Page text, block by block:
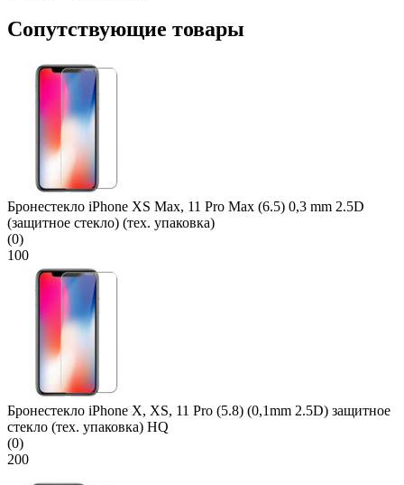
Сопутствующие товары
Бронестекло iPhone XS Max, 11 Pro Max (6.5) 0,3 mm 2.5D
(защитное стекло) (тех. упаковка)
(0)
100
Бронестекло iPhone X, XS, 11 Pro (5.8) (0,1mm 2.5D) защитное
стекло (тех. упаковка) HQ
(0)
200